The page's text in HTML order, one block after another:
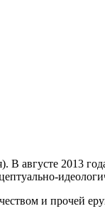
августе 2013
и прочей